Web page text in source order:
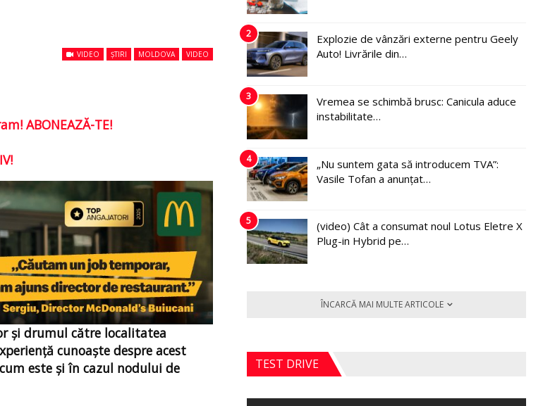
VIDEO ȘTIRI MOLDOVA VIDEO
ABONEAZĂ-TE!
şi drumul către localitatea
cunoaşte despre acest
este și în cazul nodului de
2
Explozie de vânzări externe pentru Geely
Auto! Livrările din…
3
Vremea se schimbă brusc: Canicula aduce
instabilitate…
4
„Nu suntem gata să introducem TVA”:
Vasile Tofan a anunțat…
5
(video) Cât a consumat noul Lotus Eletre X
Plug-in Hybrid pe…
ÎNCARCĂ MAI MULTE ARTICOLE
TEST DRIVE